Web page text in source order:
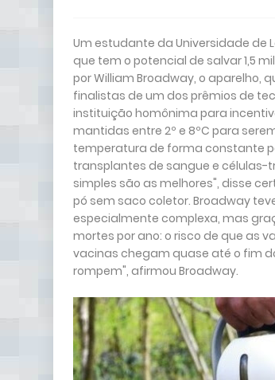
Um estudante da Universidade de
que tem o potencial de salvar 1,5
por William Broadway, o aparelho,
finalistas de um dos prêmios de
instituição homônima para
mantidas entre 2º e 8ºC para
temperatura de forma constante
transplantes de sangue e células-
simples são as melhores", disse
pó sem saco coletor. Broadway
especialmente complexa, mas
mortes por ano: o risco de que as
vacinas chegam quase até o fim
rompem", afirmou Broadway.